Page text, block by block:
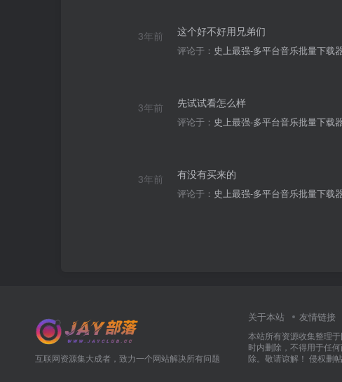
3年前 这个好不好用兄弟们
评论于： 史上最强-多平台音乐批量下载
3年前 先试试看怎么样
评论于： 史上最强-多平台音乐批量下载
3年前 有没有买来的
评论于： 史上最强-多平台音乐批量下载
互联网资源集大成者，致力一个网站解决所有问题
关于本站 友情链接
本站所有资源收集整理
时内删除，不得用于任
除。敬请谅解！ 侵权删